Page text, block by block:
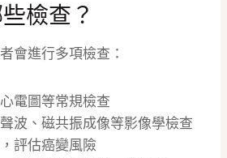
檢查？
會進行多項檢查：
電圖等常規檢查
波、磁共振成像等影像學檢查
評估癌變風險